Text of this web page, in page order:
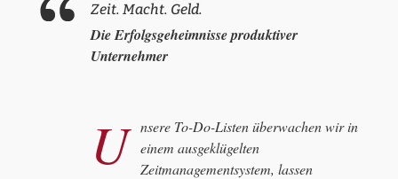
Zeit. Macht. Geld.
Die Erfolgsgeheimnisse produktiver
Unternehmer
U
nsere To-Do-Listen überwachen wir in
einem ausgeklügelten
Zeitmanagementsystem, lassen